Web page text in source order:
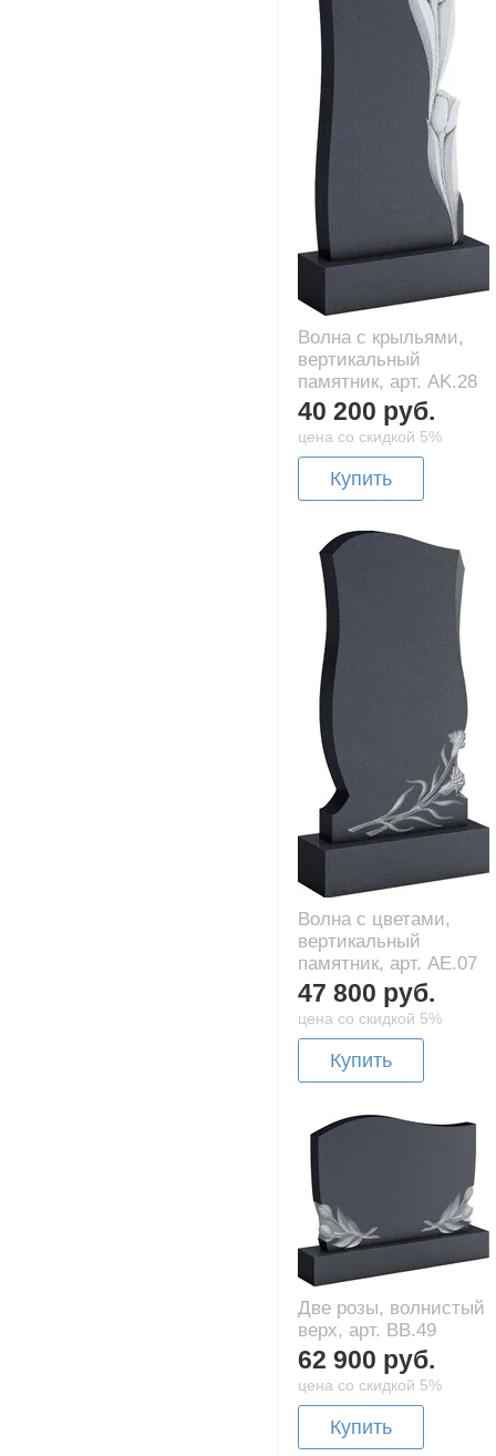
Волна с крыльями,
вертикальный
памятник, арт. AK.28
40 200 руб.
цена со скидкой 5%
Купить
Волна с цветами,
вертикальный
памятник, арт. AE.07
47 800 руб.
цена со скидкой 5%
Купить
Две розы, волнистый
верх, арт. BB.49
62 900 руб.
цена со скидкой 5%
Купить